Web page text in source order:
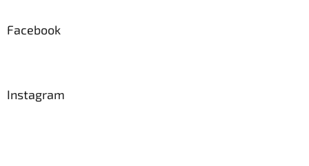
Facebook
Instagram